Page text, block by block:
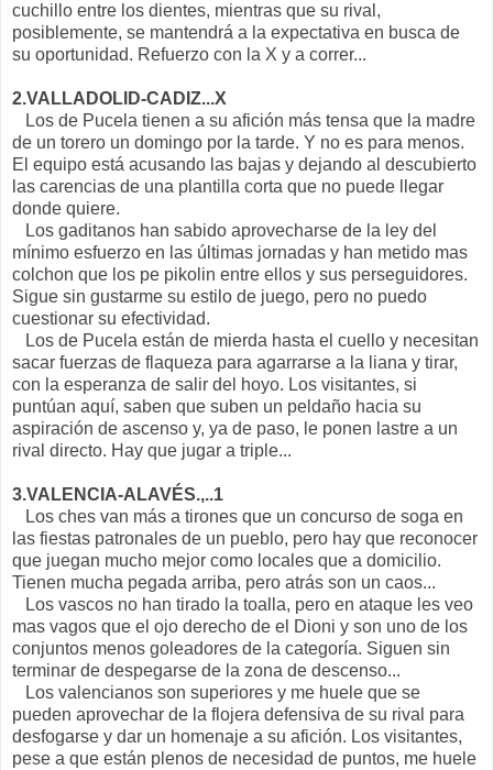
cuchillo entre los dientes, mientras que su rival,
posiblemente, se mantendrá a la expectativa en busca de
su oportunidad. Refuerzo con la X y a correr...
2.VALLADOLID-CADIZ...X
Los de Pucela tienen a su afición más tensa que la madre
de un torero un domingo por la tarde. Y no es para menos.
El equipo está acusando las bajas y dejando al descubierto
las carencias de una plantilla corta que no puede llegar
donde quiere.
Los gaditanos han sabido aprovecharse de la ley del
mínimo esfuerzo en las últimas jornadas y han metido mas
colchon que los pe pikolin entre ellos y sus perseguidores.
Sigue sin gustarme su estilo de juego, pero no puedo
cuestionar su efectividad.
Los de Pucela están de mierda hasta el cuello y necesitan
sacar fuerzas de flaqueza para agarrarse a la liana y tirar,
con la esperanza de salir del hoyo. Los visitantes, si
puntúan aquí, saben que suben un peldaño hacia su
aspiración de ascenso y, ya de paso, le ponen lastre a un
rival directo. Hay que jugar a triple...
3.VALENCIA-ALAVÉS.,..1
Los ches van más a tirones que un concurso de soga en
las fiestas patronales de un pueblo, pero hay que reconocer
que juegan mucho mejor como locales que a domicilio.
Tienen mucha pegada arriba, pero atrás son un caos...
Los vascos no han tirado la toalla, pero en ataque les veo
mas vagos que el ojo derecho de el Dioni y son uno de los
conjuntos menos goleadores de la categoría. Siguen sin
terminar de despegarse de la zona de descenso...
Los valencianos son superiores y me huele que se
pueden aprovechar de la flojera defensiva de su rival para
desfogarse y dar un homenaje a su afición. Los visitantes,
pese a que están plenos de necesidad de puntos, me huele